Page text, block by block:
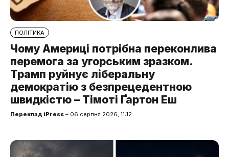
ПОЛІТИКА
Чому Америці потрібна переконлива
перемога за угорським зразком.
Трамп руйнує ліберальну
демократію з безпрецедентною
швидкістю – Тімоті Ґартон Еш
Переклад iPress – 06 серпня 2026, 11:12